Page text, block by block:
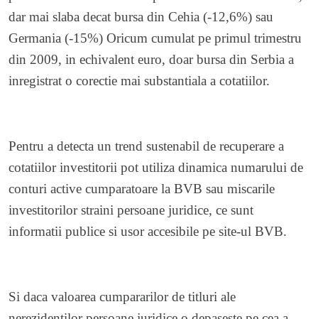
dar mai slaba decat bursa din Cehia (-12,6%) sau
Germania (-15%) Oricum cumulat pe primul trimestru
din 2009, in echivalent euro, doar bursa din Serbia a
inregistrat o corectie mai substantiala a cotatiilor.
Pentru a detecta un trend sustenabil de recuperare a
cotatiilor investitorii pot utiliza dinamica numarului de
conturi active cumparatoare la BVB sau miscarile
investitorilor straini persoane juridice, ce sunt
informatii publice si usor accesibile pe site-ul BVB.
Si daca valoarea cumpararilor de titluri ale